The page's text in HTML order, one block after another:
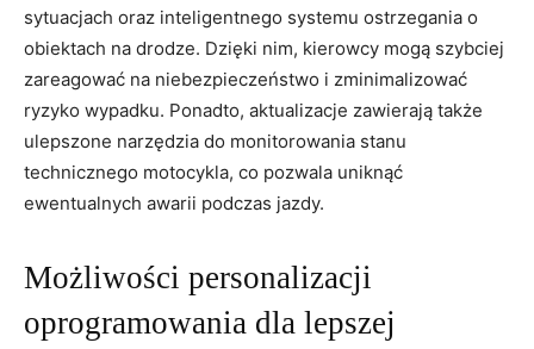
sytuacjach oraz inteligentnego systemu ​ostrzegania o
obiektach ⁢na drodze. Dzięki nim, kierowcy mogą‍ szybciej
zareagować na ‌niebezpieczeństwo i zminimalizować
ryzyko wypadku. Ponadto, aktualizacje zawierają także
ulepszone⁢ narzędzia do monitorowania stanu
technicznego ⁢motocykla, co‍ pozwala uniknąć⁤
ewentualnych ⁢awarii podczas jazdy.
Możliwości‍ personalizacji
oprogramowania dla lepszej​